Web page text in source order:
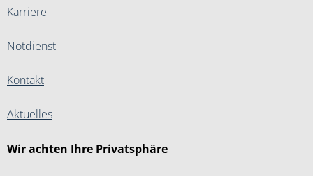
Karriere
Notdienst
Kontakt
Aktuelles
Wir achten Ihre Privatsphäre